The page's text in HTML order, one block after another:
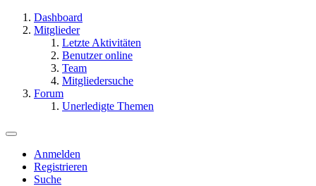
Dashboard
Mitglieder
Letzte Aktivitäten
Benutzer online
Team
Mitgliedersuche
Forum
Unerledigte Themen
Anmelden
Registrieren
Suche